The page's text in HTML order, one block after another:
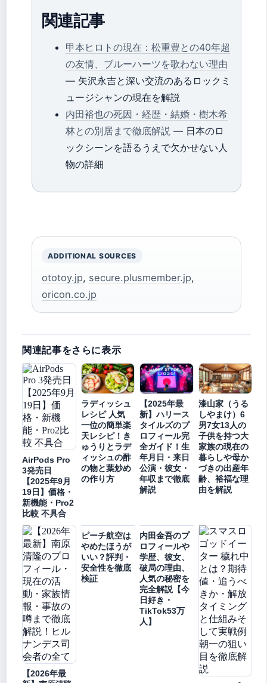
関連記事
甲本ヒロトの現在：松重豊との40年超
の友情、ブルーハーツを歌わない理由
— 矢沢永吉と深い交流のあるロックミ
ュージシャンの現在を解説
内田裕也の死因・経歴・結婚・樹木希
林との別居まで徹底解説 — 日本のロ
ックシーンを語るうえで欠かせない人
物の詳細
ADDITIONAL SOURCES
ototoy.jp, secure.plusmember.jp,
oricon.co.jp
関連記事をさらに表示
AirPods Pro
3発売日
【2025年9月
19日】価格・
新機能・Pro2
比較 不具合
ラディッシュ
レシピ 人気
一位の簡単楽
天レシピ！き
ゅうりとラデ
ィッシュの酢
の物と葉炒め
の作り方
【2025年最
新】ハリース
タイルズのプ
ロフィール完
全ガイド！生
年月日・来日
公演・彼女・
年収まで徹底
解説
漆山家（うる
しやまけ）6
男7女13人の
子供を持つ大
家族の現在の
暮らしや母か
づきの出産年
齢、裕福な理
由を解説
【2026年最
ピーチ航空は
やめたほうが
いい？評判・
安全性を徹底
検証
内田金吾のプ
ロフィールや
学歴、彼女、
破局の理由、
人気の秘密を
完全解説【今
日好き・
TikTok53万
人】